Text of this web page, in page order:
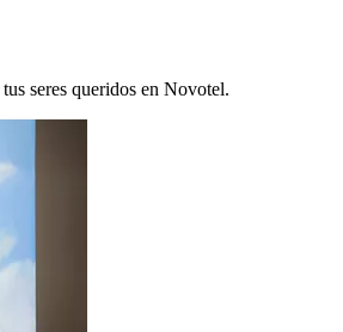
seres queridos en Novotel.